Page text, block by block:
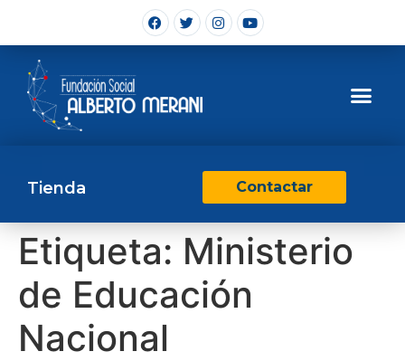
Tienda Contactar
Etiqueta: Ministerio
de Educación
Nacional